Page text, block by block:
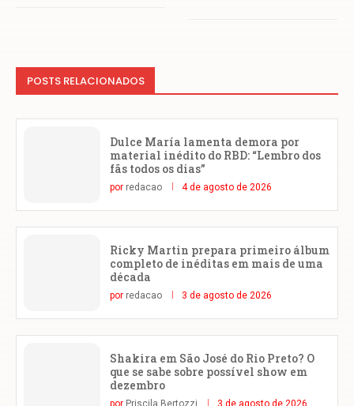
POSTS RELACIONADOS
Dulce María lamenta demora por
material inédito do RBD: “Lembro dos
fãs todos os dias”
por redacao 4 de agosto de 2026
Ricky Martin prepara primeiro álbum
completo de inéditas em mais de uma
década
por redacao 3 de agosto de 2026
Shakira em São José do Rio Preto? O
que se sabe sobre possível show em
dezembro